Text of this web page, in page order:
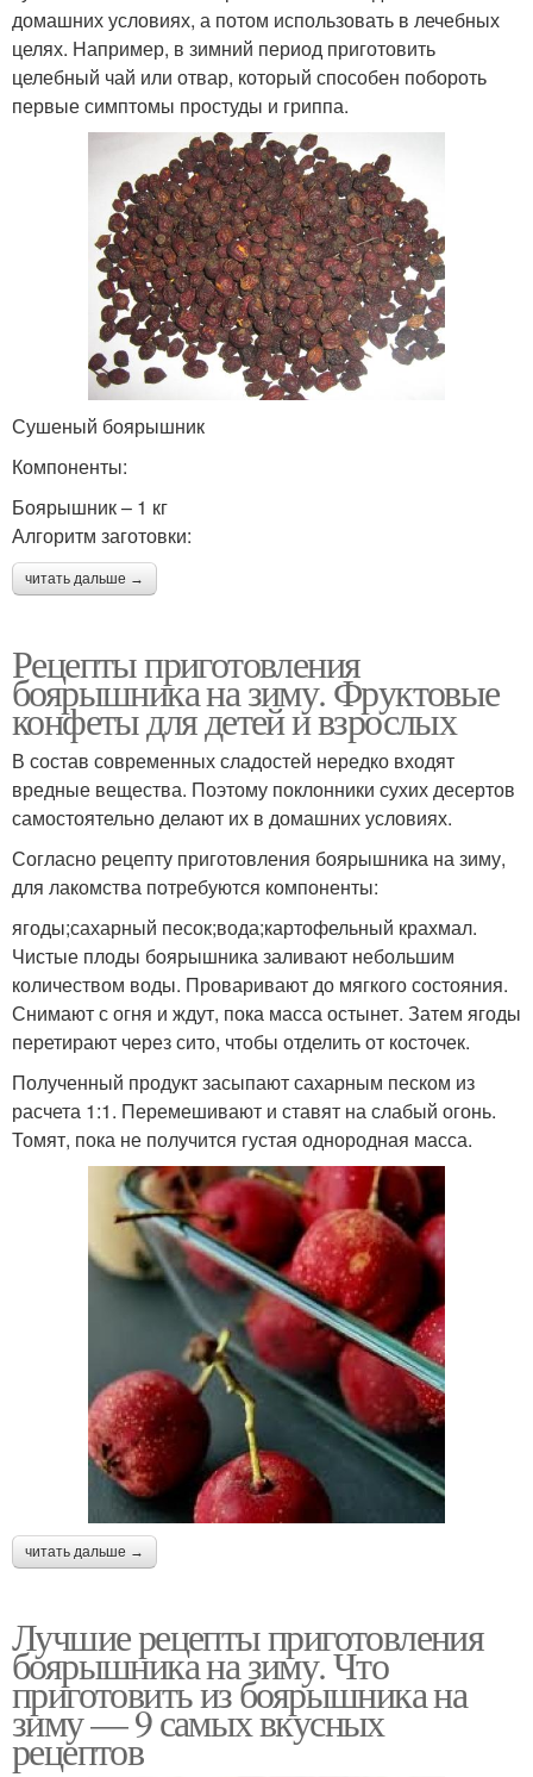
домашних условиях, а потом использовать в лечебных
целях. Например, в зимний период приготовить
целебный чай или отвар, который способен побороть
первые симптомы простуды и гриппа.
Сушеный боярышник
Компоненты:
Боярышник – 1 кг
Алгоритм заготовки:
читать дальше →
Рецепты приготовления
боярышника на зиму. Фруктовые
конфеты для детей и взрослых
В состав современных сладостей нередко входят
вредные вещества. Поэтому поклонники сухих десертов
самостоятельно делают их в домашних условиях.
Согласно рецепту приготовления боярышника на зиму,
для лакомства потребуются компоненты:
ягоды;сахарный песок;вода;картофельный крахмал.
Чистые плоды боярышника заливают небольшим
количеством воды. Проваривают до мягкого состояния.
Снимают с огня и ждут, пока масса остынет. Затем ягоды
перетирают через сито, чтобы отделить от косточек.
Полученный продукт засыпают сахарным песком из
расчета 1:1. Перемешивают и ставят на слабый огонь.
Томят, пока не получится густая однородная масса.
читать дальше →
Лучшие рецепты приготовления
боярышника на зиму. Что
приготовить из боярышника на
зиму — 9 самых вкусных
рецептов